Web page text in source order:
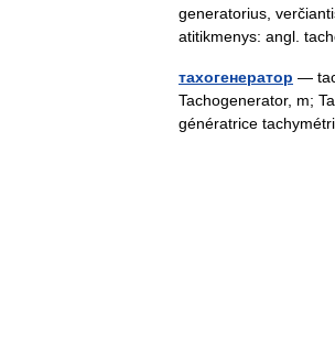
generatorius,
atitikmenys: angl.
тахогенератор —
Tachogenerator, m;
génératrice